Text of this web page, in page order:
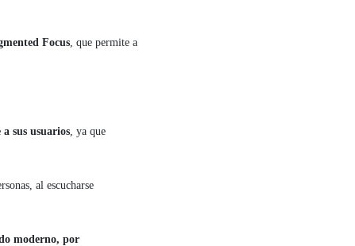
Focus, que permite a
sus usuarios, ya que
al escucharse
moderno, por